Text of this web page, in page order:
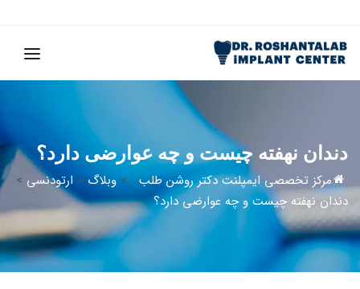
دندان نهفته چیست و چه عوارضی دارد؟
مرکز تخصصی ایمپلنت دکتر روشن طلب >وبلاگ > ارتودنسی >
دندان نهفته چیست و چه عوارضی دارد؟